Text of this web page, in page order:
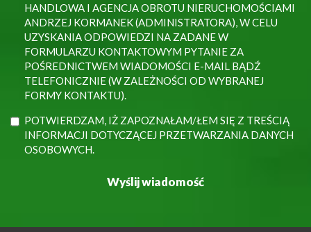
HANDLOWA I AGENCJA OBROTU NIERUCHOMOŚCIAMI
ANDRZEJ KORMANEK (ADMINISTRATORA), W CELU
UZYSKANIA ODPOWIEDZI NA ZADANE W
FORMULARZU KONTAKTOWYM PYTANIE ZA
POŚREDNICTWEM WIADOMOŚCI E-MAIL BĄDŹ
TELEFONICZNIE (W ZALEŻNOŚCI OD WYBRANEJ
FORMY KONTAKTU).
POTWIERDZAM, IŻ ZAPOZNAŁAM/ŁEM SIĘ Z TREŚCIĄ
INFORMACJI DOTYCZĄCEJ PRZETWARZANIA DANYCH
OSOBOWYCH.